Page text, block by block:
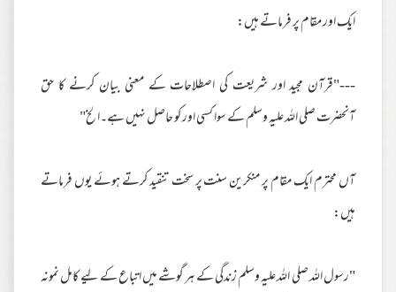
ایک اور مقام پر فرماتے ہیں:
---"قرآن مجید اور شریعت کی اصطلاحات کے معنی بیان کرنے کا حق
آنحضرت صلی اللہ علیہ وسلم کے سوا کسی اور کو حاصل نہیں ہے۔الخ"
آں محترم ایک مقام پر منکرین سنت پر سخت تنقید کرتے ہوئے یوں فرماتے
ہیں:
"رسول اللہ صلی اللہ علیہ وسلم زندگی کے ہر گوشے میں اتباع کے لیے کامل نمونہ